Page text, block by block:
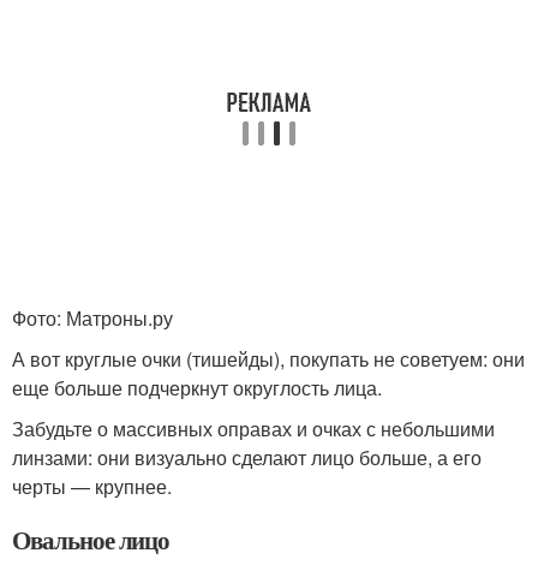
Фото: Матроны.ру
А вот круглые очки (тишейды), покупать не советуем: они
еще больше подчеркнут округлость лица.
Забудьте о массивных оправах и очках с небольшими
линзами: они визуально сделают лицо больше, а его
черты — крупнее.
Овальное лицо